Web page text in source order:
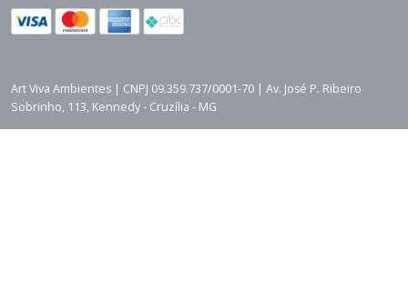
Art Viva Ambientes | CNPJ 09.359.737/0001-70 | Av. José P. Ribeiro
Sobrinho, 113, Kennedy - Cruzília - MG